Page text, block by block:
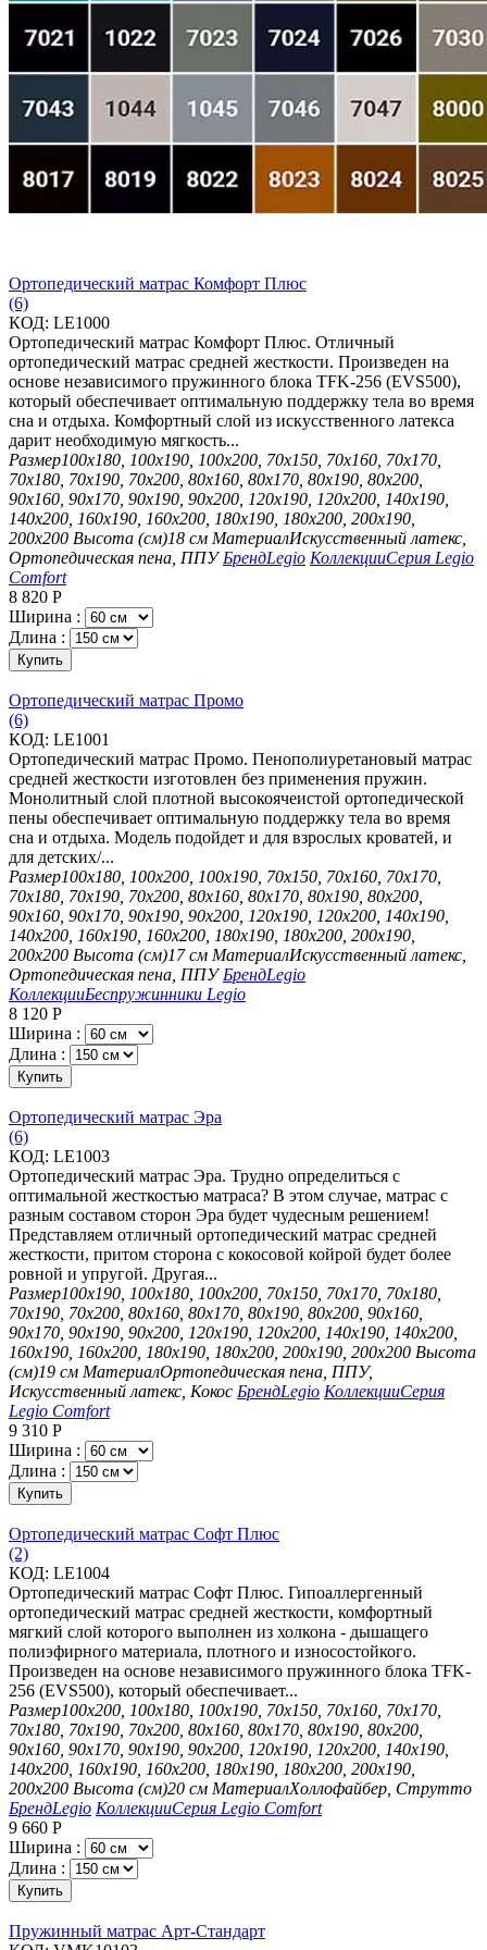
Ортопедический матрас Комфорт Плюс
(6)
КОД: LE1000
Ортопедический матрас Комфорт Плюс. Отличный
ортопедический матрас средней жесткости. Произведен на
основе независимого пружинного блока TFK-256 (EVS500),
который обеспечивает оптимальную поддержку тела во время
сна и отдыха. Комфортный слой из искусственного латекса
дарит необходимую мягкость...
Размер100х180, 100х190, 100х200, 70х150, 70х160, 70х170,
70х180, 70х190, 70х200, 80х160, 80х170, 80х190, 80х200,
90х160, 90х170, 90х190, 90х200, 120х190, 120х200, 140х190,
140х200, 160х190, 160х200, 180х190, 180х200, 200х190,
200х200 Высота (см)18 см МатериалИскусственный латекс,
Ортопедическая пена, ППУ БрендLegio КоллекцииСерия Legio
Comfort
8 820 Р
Ширина :
Длина :
Купить
Ортопедический матрас Промо
(6)
КОД: LE1001
Ортопедический матрас Промо. Пенополиуретановый матрас
средней жесткости изготовлен без применения пружин.
Монолитный слой плотной высокоячеистой ортопедической
пены обеспечивает оптимальную поддержку тела во время
сна и отдыха. Модель подойдет и для взрослых кроватей, и
для детских/...
Размер100х180, 100х200, 100х190, 70х150, 70х160, 70х170,
70х180, 70х190, 70х200, 80х160, 80х170, 80х190, 80х200,
90х160, 90х170, 90х190, 90х200, 120х190, 120х200, 140х190,
140х200, 160х190, 160х200, 180х190, 180х200, 200х190,
200х200 Высота (см)17 см МатериалИскусственный латекс,
Ортопедическая пена, ППУ БрендLegio
КоллекцииБеспружинники Legio
8 120 Р
Ширина :
Длина :
Купить
Ортопедический матрас Эра
(6)
КОД: LE1003
Ортопедический матрас Эра. Трудно определиться с
оптимальной жесткостью матраса? В этом случае, матрас с
разным составом сторон Эра будет чудесным решением!
Представляем отличный ортопедический матрас средней
жесткости, притом сторона с кокосовой койрой будет более
ровной и упругой. Другая...
Размер100х190, 100х180, 100х200, 70х150, 70х170, 70х180,
70х190, 70х200, 80х160, 80х170, 80х190, 80х200, 90х160,
90х170, 90х190, 90х200, 120х190, 120х200, 140х190, 140х200,
160х190, 160х200, 180х190, 180х200, 200х190, 200х200 Высота
(см)19 см МатериалОртопедическая пена, ППУ,
Искусственный латекс, Кокос БрендLegio КоллекцииСерия
Legio Comfort
9 310 Р
Ширина :
Длина :
Купить
Ортопедический матрас Софт Плюс
(2)
КОД: LE1004
Ортопедический матрас Софт Плюс. Гипоаллергенный
ортопедический матрас средней жесткости, комфортный
мягкий слой которого выполнен из холкона - дышащего
полиэфирного материала, плотного и износостойкого.
Произведен на основе независимого пружинного блока TFK-
256 (EVS500), который обеспечивает...
Размер100х200, 100х180, 100х190, 70х150, 70х160, 70х170,
70х180, 70х190, 70х200, 80х160, 80х170, 80х190, 80х200,
90х160, 90х170, 90х190, 90х200, 120х190, 120х200, 140х190,
140х200, 160х190, 160х200, 180х190, 180х200, 200х190,
200х200 Высота (см)20 см МатериалХоллофайбер, Струтто
БрендLegio КоллекцииСерия Legio Comfort
9 660 Р
Ширина :
Длина :
Купить
Пружинный матрас Арт-Стандарт